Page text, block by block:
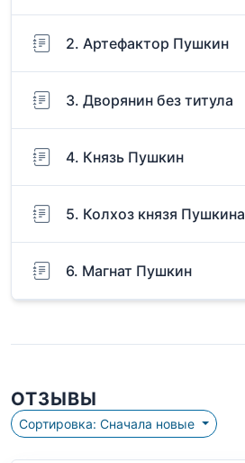
2. Артефактор Пушкин
3. Дворянин без титула
4. Князь Пушкин
5. Колхоз князя Пушкина
6. Магнат Пушкин
ОТЗЫВЫ
Сортировка: Сначала новые